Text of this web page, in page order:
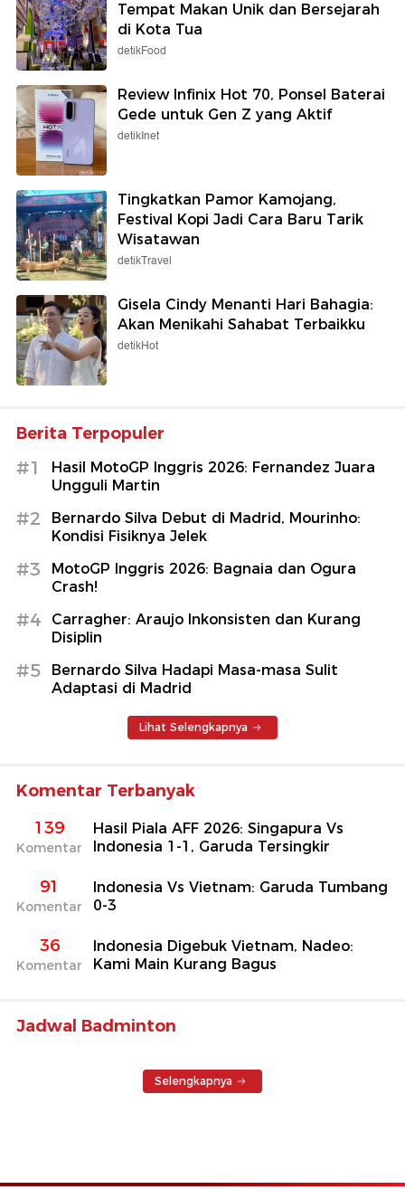
Tempat Makan Unik dan Bersejarah
di Kota Tua
detikFood
Review Infinix Hot 70, Ponsel Baterai
Gede untuk Gen Z yang Aktif
detikInet
Tingkatkan Pamor Kamojang,
Festival Kopi Jadi Cara Baru Tarik
Wisatawan
detikTravel
Gisela Cindy Menanti Hari Bahagia:
Akan Menikahi Sahabat Terbaikku
detikHot
Berita Terpopuler
#1
Hasil MotoGP Inggris 2026: Fernandez Juara
Ungguli Martin
#2
Bernardo Silva Debut di Madrid, Mourinho:
Kondisi Fisiknya Jelek
#3
MotoGP Inggris 2026: Bagnaia dan Ogura
Crash!
#4
Carragher: Araujo Inkonsisten dan Kurang
Disiplin
#5
Bernardo Silva Hadapi Masa-masa Sulit
Adaptasi di Madrid
Lihat Selengkapnya
Komentar Terbanyak
139
Komentar
Hasil Piala AFF 2026: Singapura Vs
Indonesia 1-1, Garuda Tersingkir
91
Komentar
Indonesia Vs Vietnam: Garuda Tumbang
0-3
36
Komentar
Indonesia Digebuk Vietnam, Nadeo:
Kami Main Kurang Bagus
Jadwal Badminton
Selengkapnya